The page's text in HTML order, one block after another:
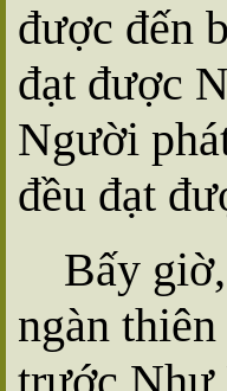
được đến
đạt được
Người
đều đạt
Bấy
ngàn